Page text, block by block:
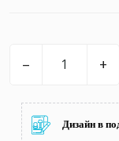
– +
Дизайн в